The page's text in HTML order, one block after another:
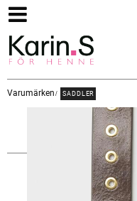
Varumärken SADDLER